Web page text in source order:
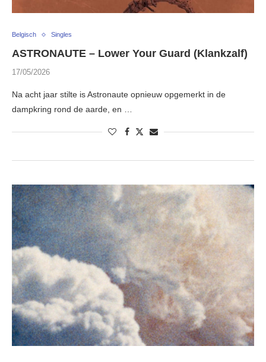
Belgisch Singles
ASTRONAUTE – Lower Your Guard (Klankzalf)
17/05/2026
Na acht jaar stilte is Astronaute opnieuw opgemerkt in de
dampkring rond de aarde, en …